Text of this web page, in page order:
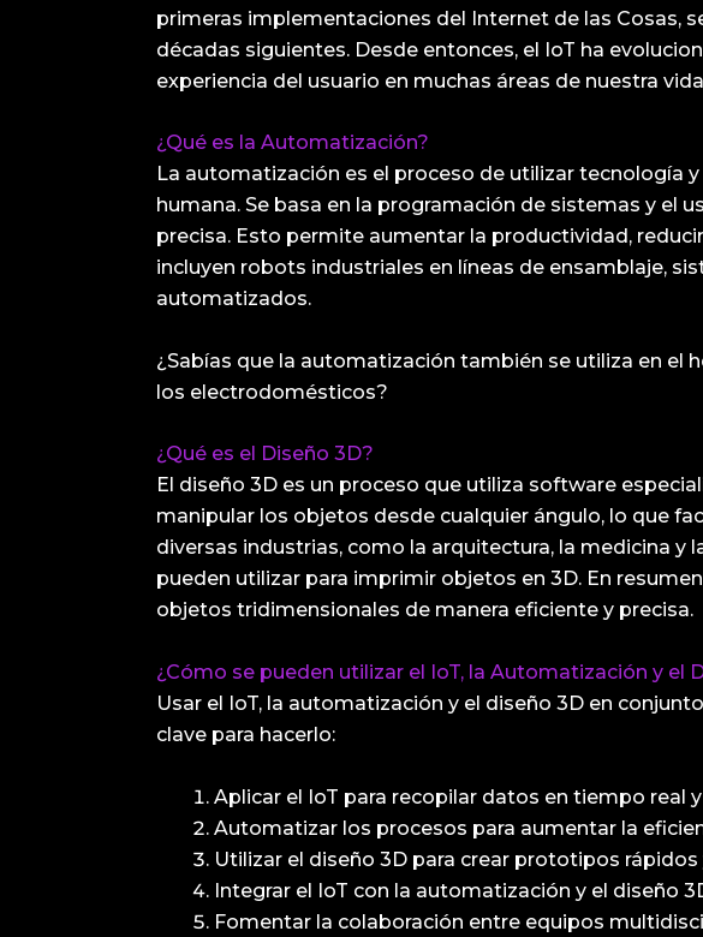
primeras implementaciones del Internet de las Cosas,
décadas siguientes. Desde entonces, el IoT ha
experiencia del usuario en muchas áreas de nuestra
¿Qué es la Automatización?
La automatización es el proceso de utilizar tecnología
humana. Se basa en la programación de sistemas y el
precisa. Esto permite aumentar la productividad,
incluyen robots industriales en líneas de ensamblaje,
automatizados.
¿Sabías que la automatización también se utiliza en el
los electrodomésticos?
¿Qué es el Diseño 3D?
El diseño 3D es un proceso que utiliza software
manipular los objetos desde cualquier ángulo, lo que
diversas industrias, como la arquitectura, la medicina y
pueden utilizar para imprimir objetos en 3D. En
objetos tridimensionales de manera eficiente y precisa.
¿Cómo se pueden utilizar el IoT, la Automatización y el
Usar el IoT, la automatización y el diseño 3D en
clave para hacerlo:
Aplicar el IoT para recopilar datos en tiempo real
Automatizar los procesos para aumentar la
Utilizar el diseño 3D para crear prototipos
Integrar el IoT con la automatización y el diseño
Fomentar la colaboración entre equipos